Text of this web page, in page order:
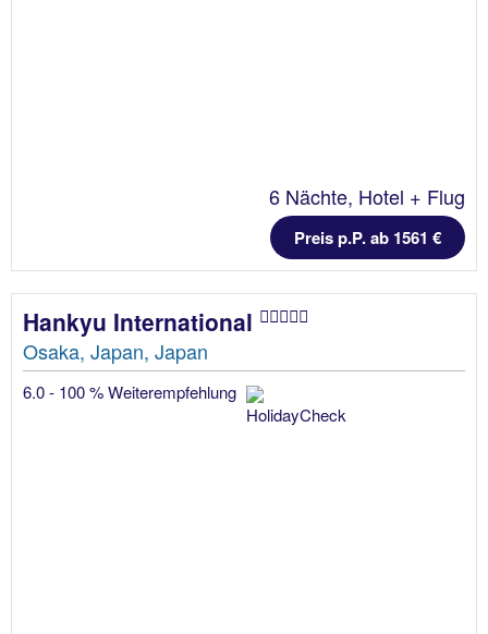
6 Nächte, Hotel + Flug
Preis p.P. ab 1561 €
Hankyu International
Osaka, Japan, Japan
6.0 - 100 % Weiterempfehlung